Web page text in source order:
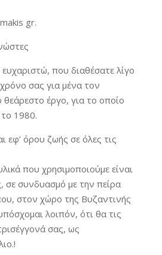
gr.
που διαθέσατε λίγο
σας για μένα τον
θεάρεστο έργο, για το οποίο
1980.
εφ’ όρου ζωής σε όλες τις
που χρησιμοποιούμε είναι
σε συνδυασμό με την πείρα
στον χώρο της Βυζαντινής
λοιπόν, ότι θα τις
σας, ως